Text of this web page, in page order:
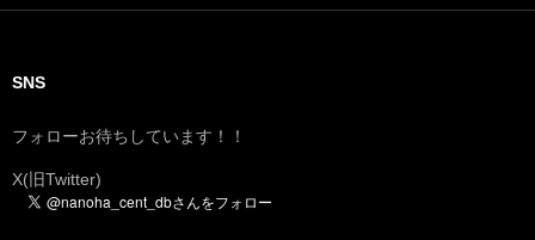
SNS
フォローお待ちしています！！
X(旧Twitter)